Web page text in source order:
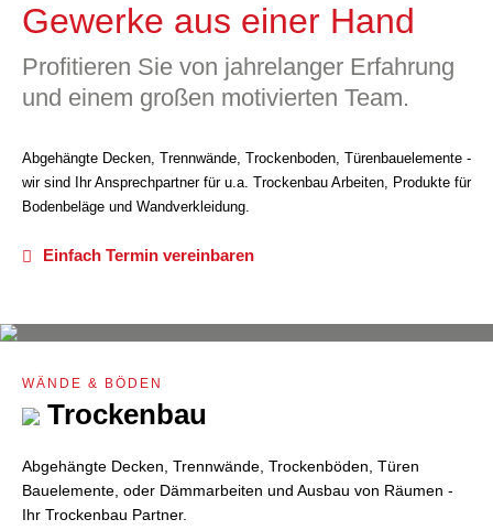
Gewerke aus einer Hand
Profitieren Sie von jahrelanger Erfahrung
und einem großen motivierten Team.
Abgehängte Decken, Trennwände, Trockenboden, Türenbauelemente -
wir sind Ihr Ansprechpartner für u.a. Trockenbau Arbeiten, Produkte für
Bodenbeläge und Wandverkleidung.
Einfach Termin vereinbaren
WÄNDE & BÖDEN
Trockenbau
Abgehängte Decken, Trennwände, Trockenböden, Türen
Bauelemente, oder Dämmarbeiten und Ausbau von Räumen -
Ihr Trockenbau Partner.